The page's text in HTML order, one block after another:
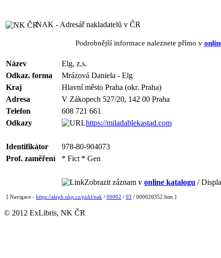
NAK - Adresář nakladatelů v ČR
Podrobnější informace naleznete přímo v
Název
Elg, z.s.
Odkaz. forma
Mrázová Daniela - Elg
Kraj
Hlavní město Praha (okr. Praha)
Adresa
V Zákopech 527/20, 142 00 Praha
Telefon
608 721 661
Odkazy
https://miladablekastad.com
Identifikátor
978-80-904073
Prof. zaměření
* Fict * Gen
Zobrazit záznam v online katalogu /
[ Navigace - https://aleph.nkp.cz/publ/nak / 00002 / 03 / 000020352.htm ]
© 2012 ExLibris, NK ČR